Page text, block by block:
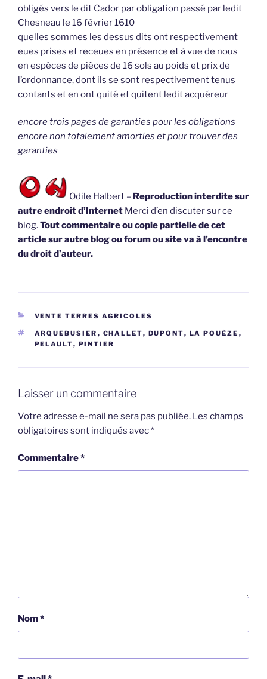
obligés vers le dit Cador par obligation passé par ledit
Chesneau le 16 février 1610
quelles sommes les dessus dits ont respectivement
eues prises et receues en présence et à vue de nous
en espèces de pièces de 16 sols au poids et prix de
l’ordonnance, dont ils se sont respectivement tenus
contants et en ont quité et quitent ledit acquéreur
encore trois pages de garanties pour les obligations
encore non totalement amorties et pour trouver des
garanties
Odile Halbert – Reproduction interdite sur
autre endroit d’Internet Merci d’en discuter sur ce
blog.Tout commentaire ou copie partielle de cet
article sur autre blog ou forum ou site va à l’encontre
du droit d’auteur.
CATÉGORIES
VENTE TERRES AGRICOLES
ÉTIQUETTES
ARQUEBUSIER , CHALLET, DUPONT, LA POUÈZE ,
PELAULT, PINTIER
Laisser un commentaire
Votre adresse e-mail ne sera pas publiée. Les champs
obligatoires sont indiqués avec*
Commentaire*
Nom*